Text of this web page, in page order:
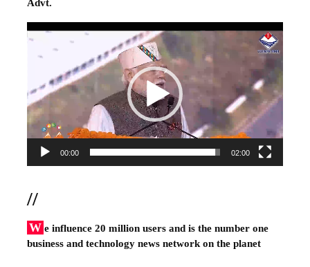
Advt.
Video
00:00 02:00
//
W e influence 20 million users and is the number one
business and technology news network on the planet